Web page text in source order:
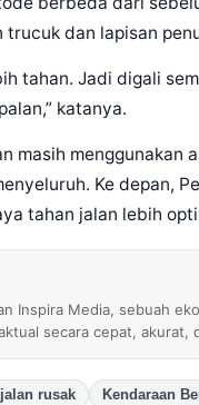
dan lapisan
tahan. Jadi digali
katanya.
masih menggunakan
Ke depan,
tahan jalan lebih
Inspira Media, sebuah
secara cepat, akurat,
jalan rusak Kendaraan